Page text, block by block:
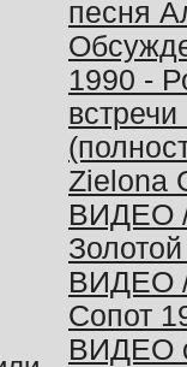
песня
1990 -
Zielona
ВИДЕО
ВИДЕО
Сопот
ВИДЕО